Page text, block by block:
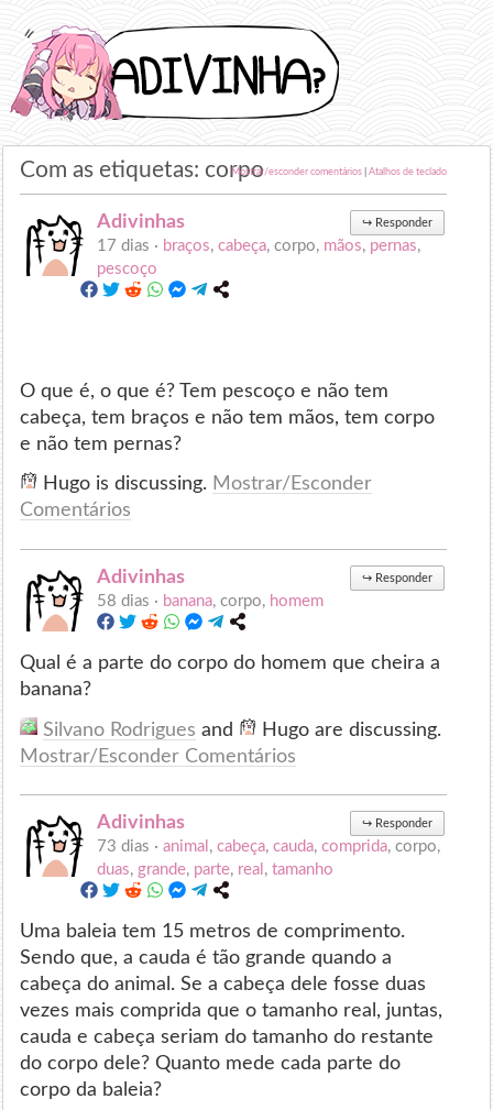
Com as etiquetas: corpoMostrar/esconder comentários| Atalhos de teclado
Adivinhas ↪ Responder
17 dias · braços,cabeça, corpo, mãos, pernas,
pescoço
O que é, o que é? Tem pescoço e não tem
cabeça, tem braços e não tem mãos, tem corpo
e não tem pernas?
Hugo is discussing. Mostrar/Esconder
Comentários
Adivinhas ↪ Responder
58 dias · banana, corpo, homem
Qual é a parte do corpo do homem que cheira a
banana?
Silvano Rodrigues and
Hugo are discussing.
Mostrar/Esconder Comentários
Adivinhas ↪ Responder
73 dias ·animal ,cabeça,cauda,comprida, corpo,
duas, grande, parte, real ,tamanho
Uma baleia tem 15 metros de comprimento.
Sendo que, a cauda é tão grande quando a
cabeça do animal. Se a cabeça dele fosse duas
vezes mais comprida que o tamanho real, juntas,
cauda e cabeça seriam do tamanho do restante
do corpo dele? Quanto mede cada parte do
corpo da baleia?